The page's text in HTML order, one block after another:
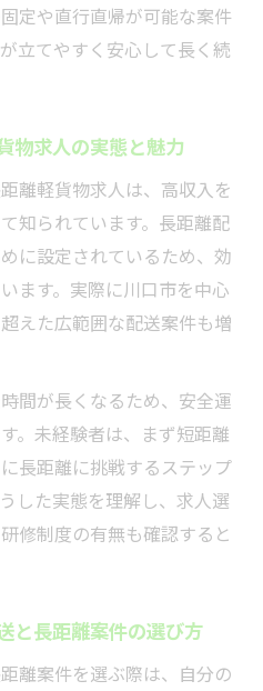
定や直行直帰が可能な案件
立てやすく安心して長く続
物求人の実態と魅力
離軽貨物求人は、高収入を
知られています。長距離配
に設定されているため、効
ます。実際に川口市を中心
えた広範囲な配送案件も増
間が長くなるため、安全運
。未経験者は、まず短距離
長距離に挑戦するステップ
した実態を理解し、求人選
修制度の有無も確認すると
と長距離案件の選び方
離案件を選ぶ際は、自分の